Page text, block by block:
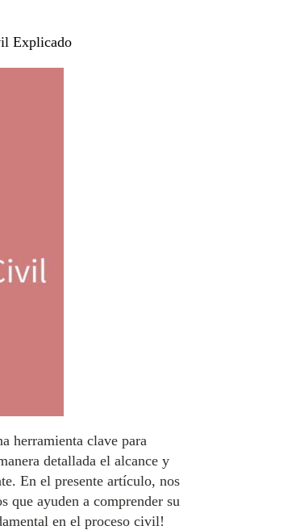
Explicado
herramienta clave para
detallada el alcance y
En el presente artículo, nos
que ayuden a comprender su
en el proceso civil!